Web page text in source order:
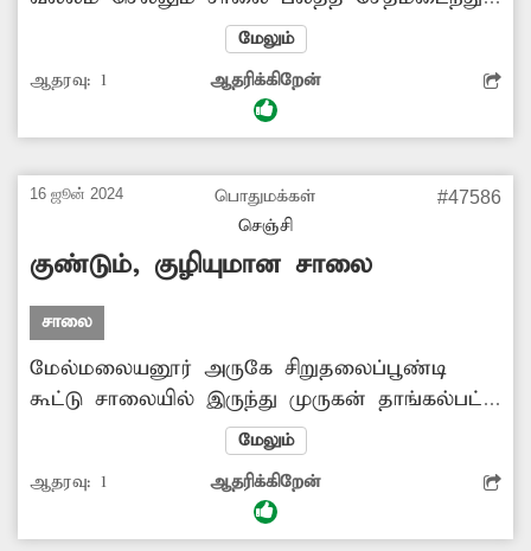
குண்டும், குழியுமாக காட்சி அளிக்கிறது.
பள்ளத்தில் இருசக்கர வாகன ஓட்டிகள் அடிக்கடி
கீழே விழுந்து படுகாயம் அடைந்து
வருகின்றனர். எனவே சேதமடைந்த சாலையை
மேலும்
ஆதரவு: 1 ஆதரிக்கிறேன்
16 ஜூன் 2024
பொதுமக்கள்
செஞ்சி
#47586
குண்டும், குழியுமான சாலை
சாலை
மேல்மலையனூர் அருகே சிறுதலைப்பூண்டி
கூட்டு சாலையில் இருந்து முருகன் தாங்கல்பட்டி
வரை உள்ள சாலை ஜல்லிகள் பெயர்ந்து
குண்டும், குழியுமாக காட்சி அளிக்கிறது.
சாலைகளில் உள்ள பள்ளங்களில் இருசக்கர
வாகன ஓட்டிகள் சிக்கி படுகாயம் அடைந்து
மேலும்
ஆதரவு: 1 ஆதரிக்கிறேன்